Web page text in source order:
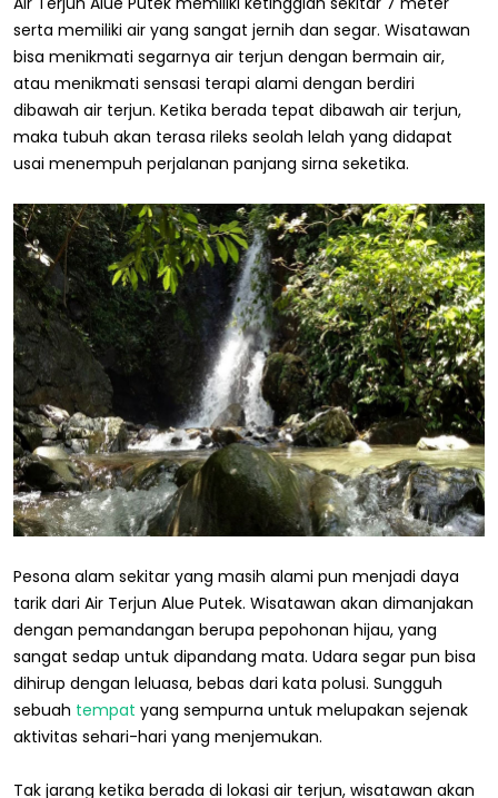
serta memiliki air yang sangat jernih dan segar. Wisatawan
bisa menikmati segarnya air terjun dengan bermain air,
atau menikmati sensasi terapi alami dengan berdiri
dibawah air terjun. Ketika berada tepat dibawah air terjun,
maka tubuh akan terasa rileks seolah lelah yang didapat
usai menempuh perjalanan panjang sirna seketika.
Pesona alam sekitar yang masih alami pun menjadi daya
tarik dari Air Terjun Alue Putek. Wisatawan akan dimanjakan
dengan pemandangan berupa pepohonan hijau, yang
sangat sedap untuk dipandang mata. Udara segar pun bisa
dihirup dengan leluasa, bebas dari kata polusi. Sungguh
sebuah tempat yang sempurna untuk melupakan sejenak
aktivitas sehari-hari yang menjemukan.
Tak jarang ketika berada di lokasi air terjun, wisatawan akan